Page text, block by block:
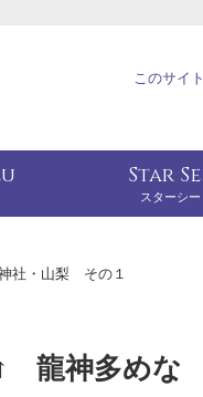
このサイ
Star
スターシー
社・山梨 その１
龍神多めな